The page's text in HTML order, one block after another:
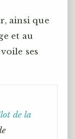
ainsi que
et au
ses
de la